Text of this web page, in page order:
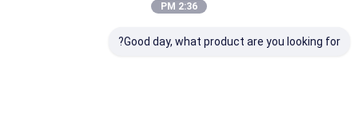
2:36 PM
Good day, what product are you looking for?